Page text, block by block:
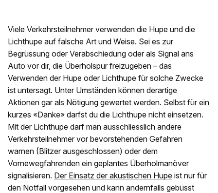
Viele Verkehrsteilnehmer verwenden die Hupe und die
Lichthupe auf falsche Art und Weise. Sei es zur
Begrüssung oder Verabschiedung oder als Signal ans
Auto vor dir, die Überholspur freizugeben – das
Verwenden der Hupe oder Lichthupe für solche Zwecke
ist untersagt. Unter Umständen können derartige
Aktionen gar als Nötigung gewertet werden. Selbst für ein
kurzes «Danke» darfst du die Lichthupe nicht einsetzen.
Mit der Lichthupe darf man ausschliesslich andere
Verkehrsteilnehmer vor bevorstehenden Gefahren
warnen (Blitzer ausgeschlossen) oder dem
Vornewegfahrenden ein geplantes Überholmanöver
signalisieren. Der Einsatz der akustischen Hupe ist nur für
den Notfall vorgesehen und kann andernfalls gebüsst